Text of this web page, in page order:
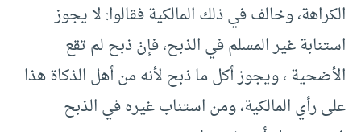
الكراهة، وخالف في ذلك المالكية فقالوا: لا يجوز
استنابة غير المسلم في الذبح، فإنْ ذبح لم تقع
الأضحية ، ويجوز أكل ما ذبح لأنه من أهل الذكاة هذا
على رأي المالكية، ومن استناب غيره في الذبح